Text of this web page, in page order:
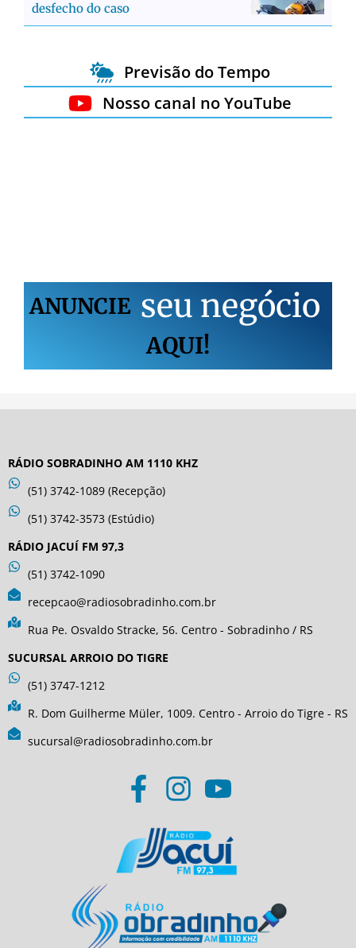
desfecho do caso
Previsão do Tempo
Nosso canal no YouTube
ANUNCIE seu negócio
AQUI!
RÁDIO SOBRADINHO AM 1110 KHZ
(51) 3742-1089 (Recepção)
(51) 3742-3573 (Estúdio)
RÁDIO JACUÍ FM 97,3
(51) 3742-1090
recepcao@radiosobradinho.com.br
Rua Pe. Osvaldo Stracke, 56. Centro - Sobradinho / RS
SUCURSAL ARROIO DO TIGRE
(51) 3747-1212
R. Dom Guilherme Müler, 1009. Centro - Arroio do Tigre - RS
sucursal@radiosobradinho.com.br